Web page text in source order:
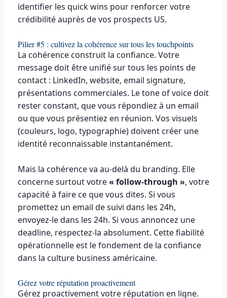
identifier les quick wins pour renforcer votre
crédibilité auprès de vos prospects US.
Pilier #5 : cultivez la cohérence sur tous les touchpoints
La cohérence construit la confiance. Votre
message doit être unifié sur tous les points de
contact : LinkedIn, website, email signature,
présentations commerciales. Le tone of voice doit
rester constant, que vous répondiez à un email
ou que vous présentiez en réunion. Vos visuels
(couleurs, logo, typographie) doivent créer une
identité reconnaissable instantanément.
Mais la cohérence va au-delà du branding. Elle
concerne surtout votre« follow-through », votre
capacité à faire ce que vous dites. Si vous
promettez un email de suivi dans les 24h,
envoyez-le dans les 24h. Si vous annoncez une
deadline, respectez-la absolument. Cette fiabilité
opérationnelle est le fondement de la confiance
dans la culture business américaine.
Gérez votre réputation proactivement
Gérez proactivement votre réputation en ligne.